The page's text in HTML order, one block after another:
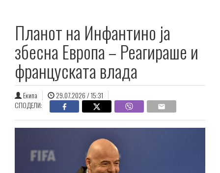
Планот на Инфантино ја
збесна Европа – Реагираше и
француската влада
Екипа
29.07.2026 / 15:31
СПОДЕЛИ: